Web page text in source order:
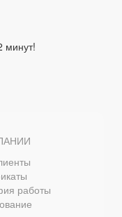
минут!
работы